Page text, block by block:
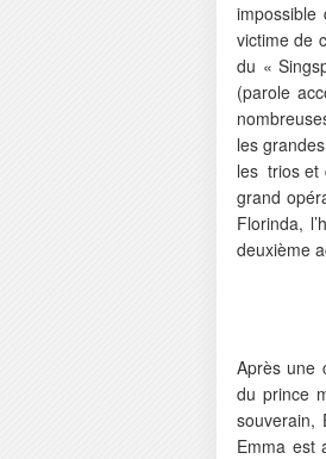
victime de
du «
(parole
les
les trios et
grand
Florinda,
deuxième
Après une
du prince
souverain,
Emma est